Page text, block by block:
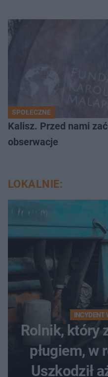
SPOŁECZNE
Kalisz. Przed nami
obserwacje
LOKALNIE:
INCYDENT
Rolnik, który
pługiem, w
Uszkodził